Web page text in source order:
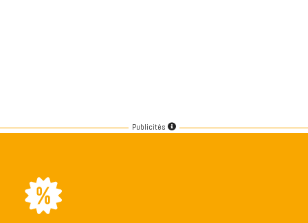
Publicités